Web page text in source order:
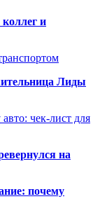
и
Лиды
чек-лист для
на
почему